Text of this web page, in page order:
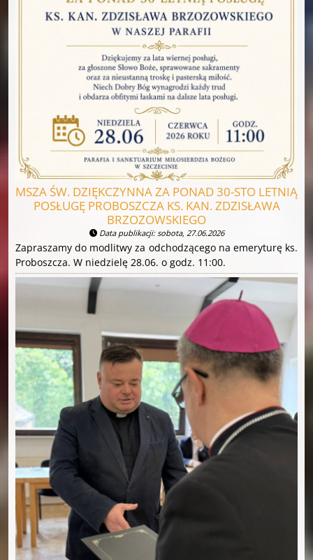
MSZA ŚW. DZIĘKCZYNNA ZA PONAD 30-STO LETNIĄ
POSŁUGĘ PROBOSZCZA KS. KAN. ZDZISŁAWA
BRZOZOWSKIEGO
Data publikacji: sobota, 27.06.2026
Zapraszamy do modlitwy za odchodzącego na emeryturę ks.
Proboszcza. W niedzielę 28.06. o godz. 11:00.